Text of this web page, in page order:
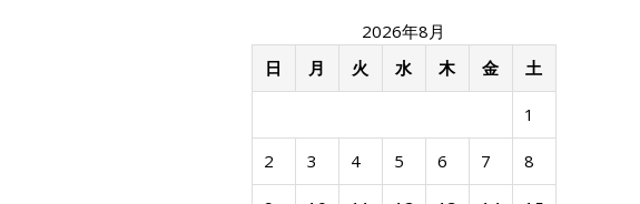
2026年8月
日
月 火 水 木 金 土
1
2 3 4 5 6 7 8